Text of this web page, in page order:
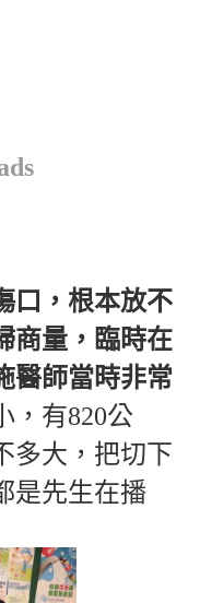
口，根本放不
商量，臨時在
醫師當時非常
，有820公
多大，把切下
是先生在播